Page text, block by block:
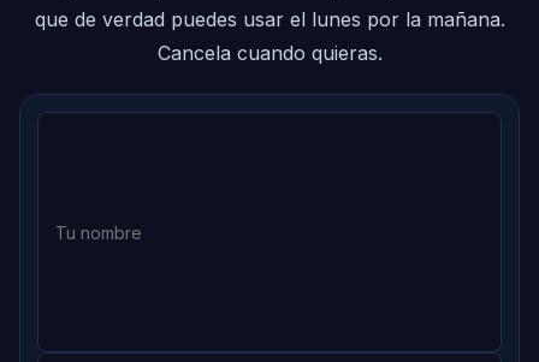
que de verdad puedes usar el lunes por la mañana.
Cancela cuando quieras.